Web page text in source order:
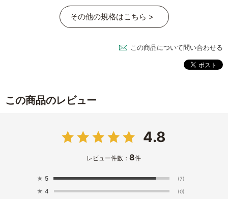
その他の規格はこちら >
この商品について問い合わせる
この商品のレビュー
4.8
レビュー件数：8件
★ 5 (7)
★ 4 (0)